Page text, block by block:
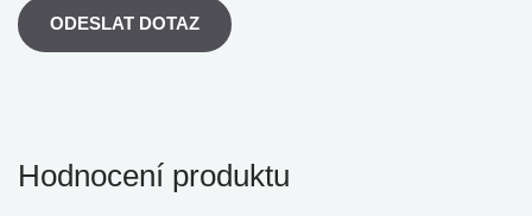
ODESLAT DOTAZ
Hodnocení produktu